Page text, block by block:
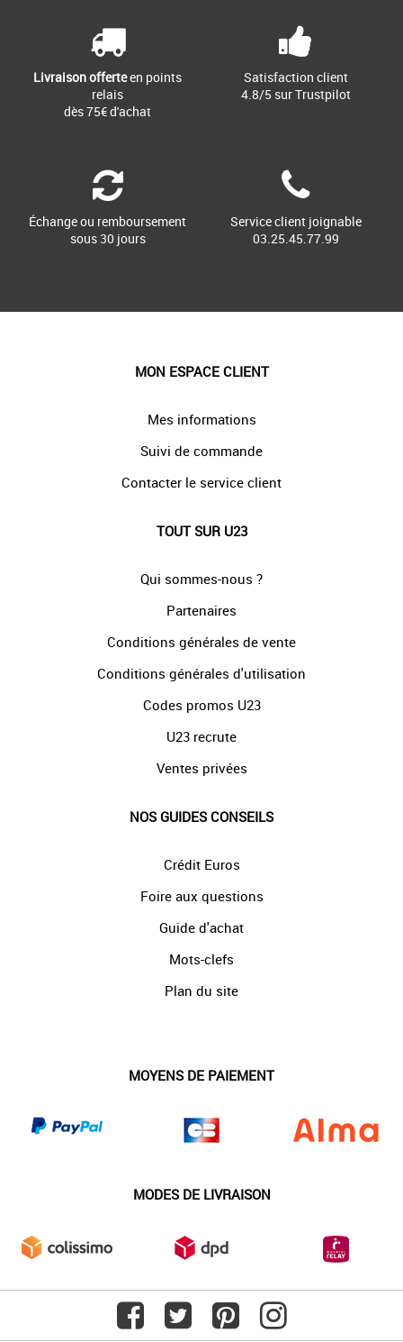
Livraison offerteen points
relais
dès 75€ d'achat
Satisfaction client
4.8/5 sur Trustpilot
Échange ou remboursement
sous 30 jours
Service client joignable
03.25.45.77.99
MON ESPACE CLIENT
Mes informations
Suivi de commande
Contacter le service client
TOUT SUR U23
Qui sommes-nous ?
Partenaires
Conditions générales de vente
Conditions générales d'utilisation
Codes promos U23
U23 recrute
Ventes privées
NOS GUIDES CONSEILS
Crédit Euros
Foire aux questions
Guide d'achat
Mots-clefs
Plan du site
MOYENS DE PAIEMENT
MODES DE LIVRAISON